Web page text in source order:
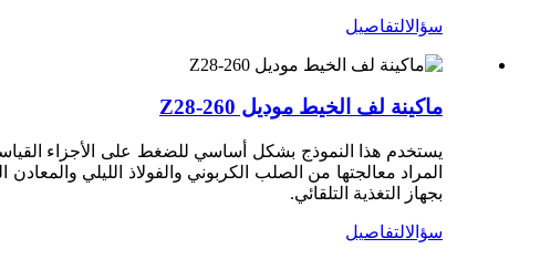
سؤالالتفاصيل
ماكينة لف الخيط موديل Z28-260
بجهاز التغذية التلقائي.
سؤالالتفاصيل